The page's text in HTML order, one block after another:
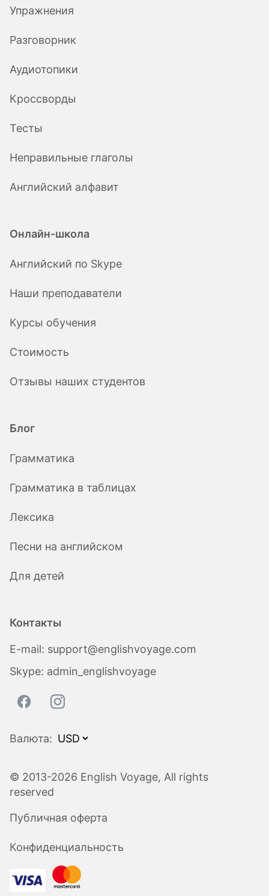
Упражнения
Разговорник
Аудиотопики
Кроссворды
Тесты
Неправильные глаголы
Английский алфавит
Онлайн-школа
Английский по Skype
Наши преподаватели
Курсы обучения
Стоимость
Отзывы наших студентов
Блог
Грамматика
Грамматика в таблицах
Лексика
Песни на английском
Для детей
Контакты
E-mail: support@englishvoyage.com
Skype: admin_englishvoyage
Валюта:
© 2013-2026 English Voyage, All rights
reserved
Публичная оферта
Конфиденциальность